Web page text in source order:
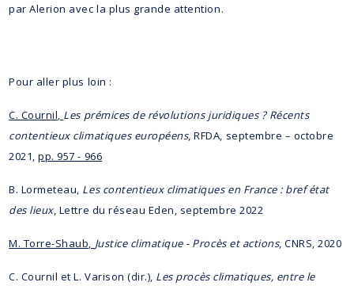
par Alerion avec la plus grande attention.
Pour aller plus loin :
C. Cournil, Les prémices de révolutions juridiques ? Récents
contentieux climatiques européens, RFDA, septembre – octobre
2021,pp. 957 - 966
B. Lormeteau, Les contentieux climatiques en France : bref état
des lieux, Lettre du réseau Eden, septembre 2022
M. Torre-Shaub, Justice climatique - Procès et actions, CNRS, 2020
C. Cournil et L. Varison (dir.), Les procès climatiques, entre le